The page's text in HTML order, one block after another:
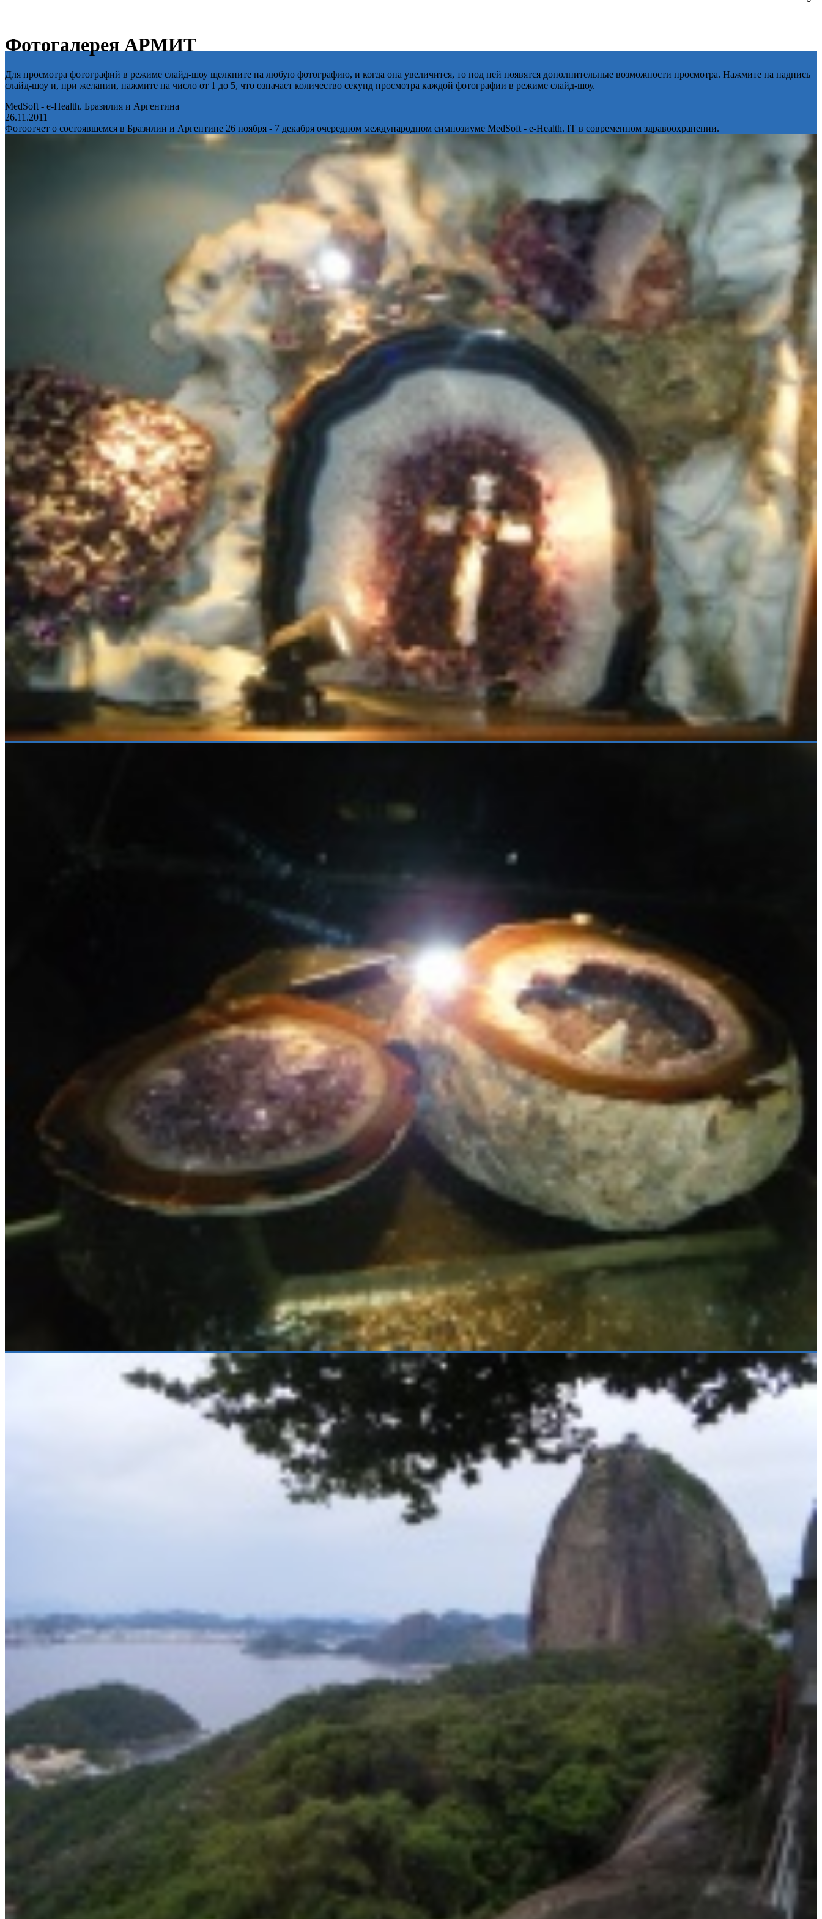
Фотогалерея АРМИТ
Для просмотра фотографий в режиме слайд-шоу щелкните на любую фотографию, и когда она увеличится, то под ней появятся дополнительные возможности просмотра. Нажмите на надпись
слайд-шоу и, при желании, нажмите на число от 1 до 5, что означает количество секунд просмотра каждой фотографии в режиме слайд-шоу.
MedSoft - e-Health. Бразилия и Аргентина
26.11.2011
Фотоотчет о состоявшемся в Бразилии и Аргентине 26 ноября - 7 декабря очередном международном симпозиуме MedSoft - e-Health. IT в современном здравоохранении.